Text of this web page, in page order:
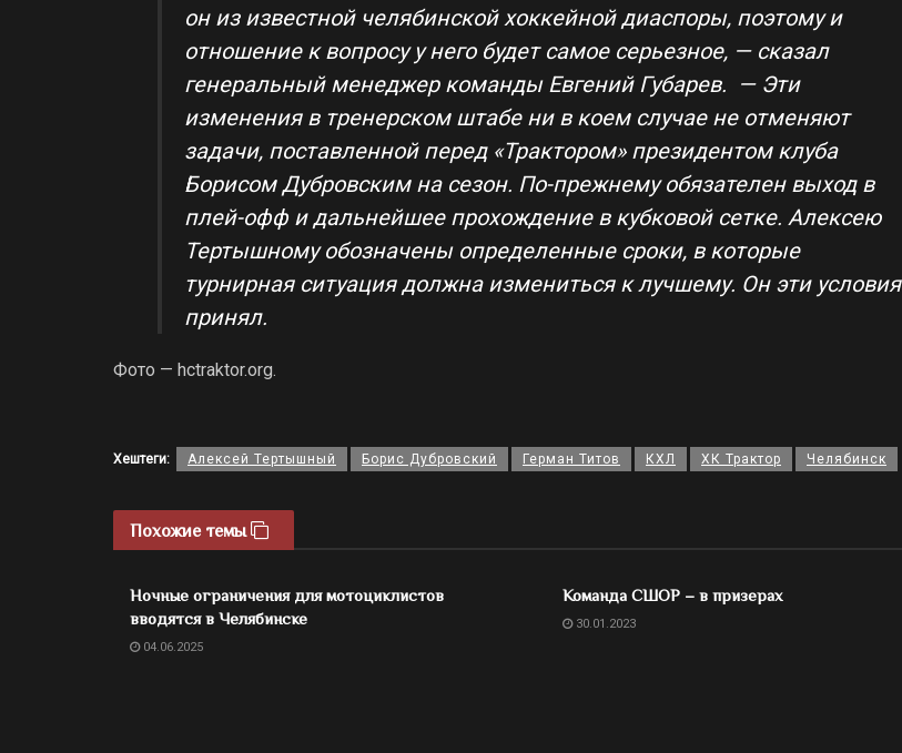
он из известной челябинской хоккейной диаспоры, поэтому и
отношение к вопросу у него будет самое серьезное, — сказал
генеральный менеджер команды Евгений Губарев. — Эти
изменения в тренерском штабе ни в коем случае не отменяют
задачи, поставленной перед «Трактором» президентом клуба
Борисом Дубровским на сезон. По-прежнему обязателен выход в
плей-офф и дальнейшее прохождение в кубковой сетке. Алексею
Тертышному обозначены определенные сроки, в которые
турнирная ситуация должна измениться к лучшему. Он эти условия
принял.
Фото — hctraktor.org.
Хештеги: Алексей Тертышный Борис Дубровский Герман Титов КХЛ ХК Трактор Челябинск
Похожие темы
Ночные ограничения для мотоциклистов
вводятся в Челябинске
04.06.2025
Команда СШОР – в призерах
30.01.2023